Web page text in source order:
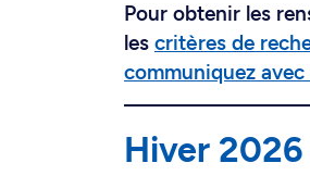
Pour obtenir les
les critères de
communiquez
Hiver 2026